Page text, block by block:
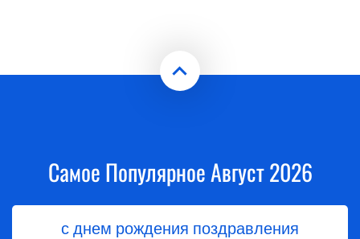
Самое Популярное Август 2026
с днем рождения поздравления